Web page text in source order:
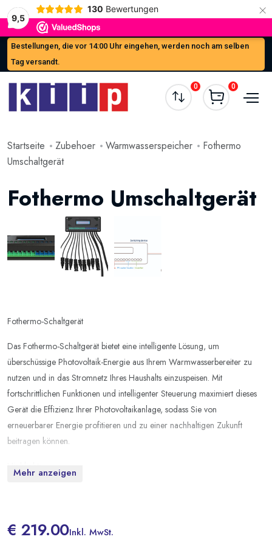
9,5
130 Bewertungen ×
Bestellungen, die vor 14:00 Uhr eingehen, werden noch am selben
Tag versandt.
0 0
Startseite Zubehoer Warmwasserspeicher
Fothermo
Umschaltgerät
Fothermo Umschaltgerät
Fothermo-Schaltgerät
Das Fothermo-Schaltgerät bietet eine intelligente Lösung, um
überschüssige Photovoltaik-Energie aus Ihrem Warmwasserbereiter zu
nutzen und in das Stromnetz Ihres Haushalts einzuspeisen. Mit
fortschrittlichen Funktionen und intelligenter Steuerung maximiert dieses
Gerät die Effizienz Ihrer Photovoltaikanlage, sodass Sie von
erneuerbarer Energie profitieren und zu einer nachhaltigen Zukunft
beitragen können.
Highlights:
Balkonkraftwerk: Mit einer Leistung von bis zu 1.600 Wp
Mehr anzeigen
€ 219.00Inkl. MwSt.